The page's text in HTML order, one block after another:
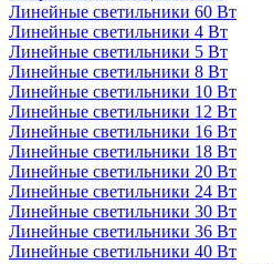
Линейные светильники 60 Вт
Линейные светильники 4 Вт
Линейные светильники 5 Вт
Линейные светильники 8 Вт
Линейные светильники 10 Вт
Линейные светильники 12 Вт
Линейные светильники 16 Вт
Линейные светильники 18 Вт
Линейные светильники 20 Вт
Линейные светильники 24 Вт
Линейные светильники 30 Вт
Линейные светильники 36 Вт
Линейные светильники 40 Вт